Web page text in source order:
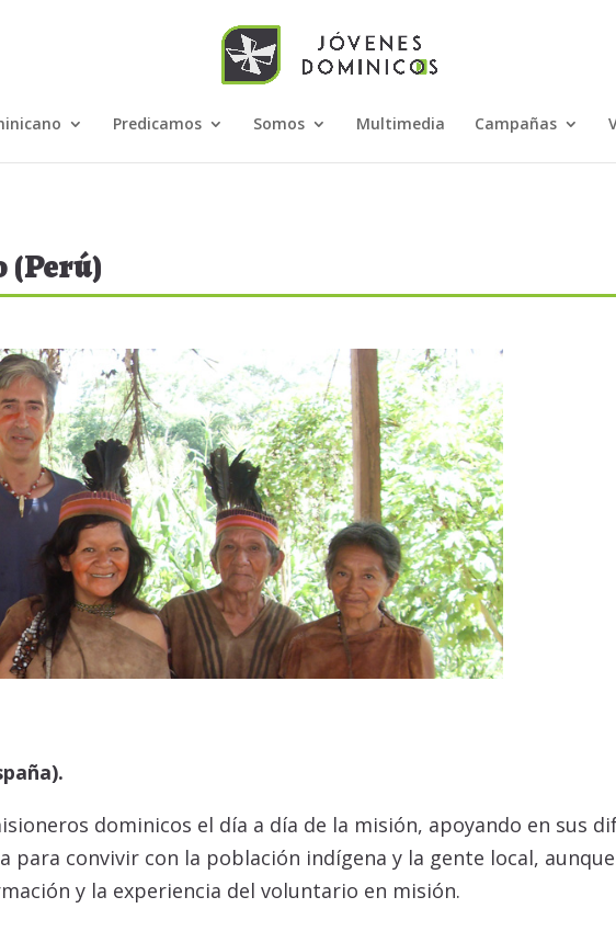
Predicamos Somos Multimedia Campañas
(Perú)
dominicos el día a día de la misión, apoyando en sus
para convivir con la población indígena y la gente local,
y la experiencia del voluntario en misión.